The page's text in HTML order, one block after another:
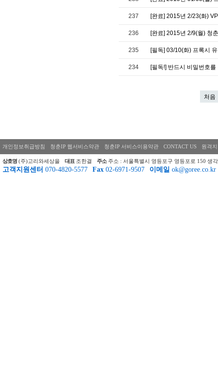
237 [완료] 2015년 2/23(화)
236 [완료] 2015년 2/9(월) 청
235 [필독] 03/10(화) 프록시
234 [필독!] 반드시 비밀번호
처음
개인정보취급방침 청춘IP 웹서비스약관 청춘IP 서비스이용약관 CONTACT US 원격
상호명 (주)고리와세상을 대표 조한결 주소 주소 : 서울특별시 영등포구 영등포로 150 생
고객지원센터 070-4820-5577 Fax 02-6971-9507 이메일 ok@goree.co.kr